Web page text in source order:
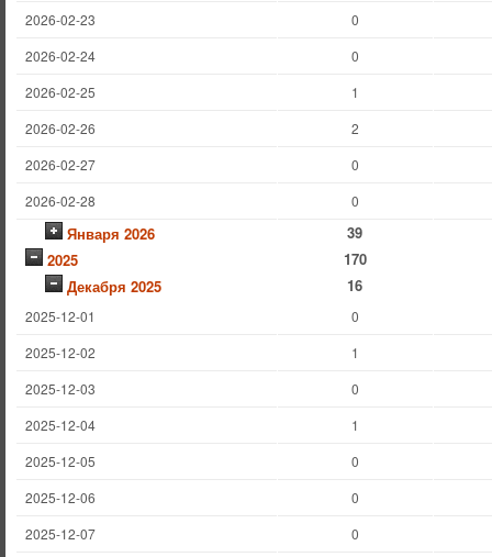
2026-02-23
0
2026-02-24
0
2026-02-25
1
2026-02-26
2
2026-02-27
0
2026-02-28
0
Января 2026
39
2025
170
Декабря 2025
16
2025-12-01
0
2025-12-02
1
2025-12-03
0
2025-12-04
1
2025-12-05
0
2025-12-06
0
2025-12-07
0